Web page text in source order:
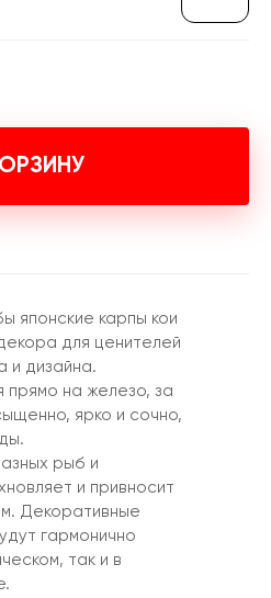
японские карпы кои
для ценителей
и дизайна.
прямо на железо, за
ярко и сочно,
рыб и
и привносит
Декоративные
гармонично
так и в